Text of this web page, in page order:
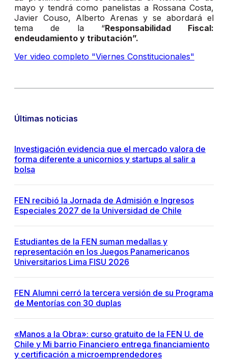
mayo y tendrá como panelistas a Rossana Costa,
Javier Couso, Alberto Arenas y se abordará el
tema de la “Responsabilidad Fiscal:
endeudamiento y tributación”.
Ver video completo "Viernes Constitucionales"
Últimas noticias
Investigación evidencia que el mercado valora de
forma diferente a unicornios y startups al salir a
bolsa
FEN recibió la Jornada de Admisión e Ingresos
Especiales 2027 de la Universidad de Chile
Estudiantes de la FEN suman medallas y
representación en los Juegos Panamericanos
Universitarios Lima FISU 2026
FEN Alumni cerró la tercera versión de su Programa
de Mentorías con 30 duplas
«Manos a la Obra»: curso gratuito de la FEN U. de
Chile y Mi barrio Financiero entrega financiamiento
y certificación a microemprendedores